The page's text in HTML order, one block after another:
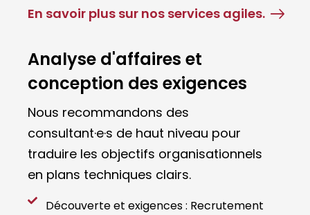
En savoir plus sur nos services agiles.
Analyse d'affaires et
conception des exigences
Nous recommandons des
consultant·e·s de haut niveau pour
traduire les objectifs organisationnels
en plans techniques clairs.
Découverte et exigences : Recrutement